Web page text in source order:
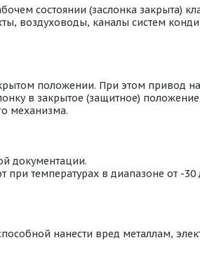
состоянии (заслонка закрыта)
воздуховоды, каналы систем
положении. При этом привод
в закрытое (защитное)
механизма.
документации.
при температурах в диапазоне от -
нанести вред металлам,